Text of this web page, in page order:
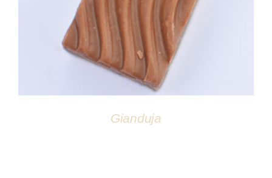
DÉTAILS
Gianduja